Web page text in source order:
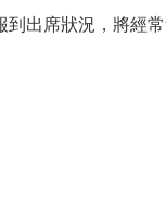
到出席狀況，將經